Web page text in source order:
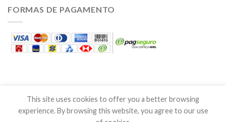
FORMAS DE PAGAMENTO
This site uses cookies to offer you a better browsing
experience. By browsing this website, you agree to our use